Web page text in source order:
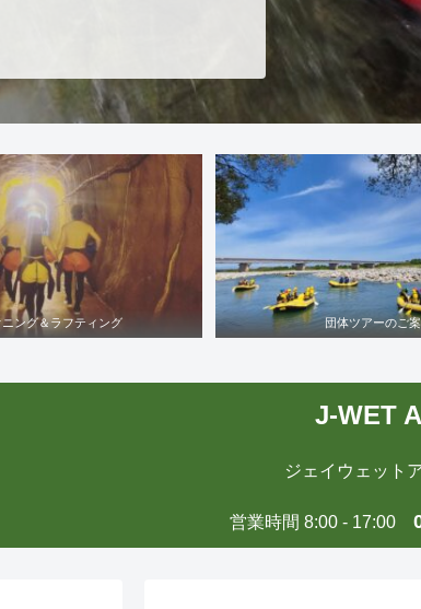
ニング＆ラフティング 団体ツアーのご
J-WET
ジェイウェット
営業時間 8:00 - 17:00